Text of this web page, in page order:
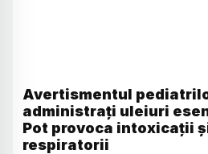
Avertismentul
administrați uleiuri
Pot provoca intoxicații
respiratorii